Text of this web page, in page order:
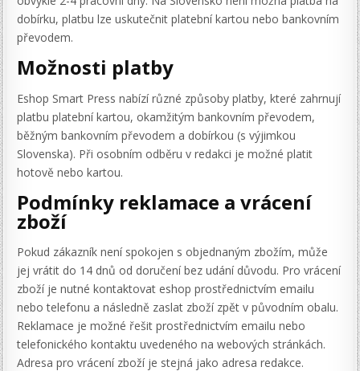
dobírku, platbu lze uskutečnit platební kartou nebo bankovním
převodem​.
Možnosti platby
Eshop Smart Press nabízí různé způsoby platby, které zahrnují
platbu platební kartou, okamžitým bankovním převodem,
běžným bankovním převodem a dobírkou (s výjimkou
Slovenska). Při osobním odběru v redakci je možné platit
hotově nebo kartou​.
Podmínky reklamace a vrácení
zboží
Pokud zákazník není spokojen s objednaným zbožím, může
jej vrátit do 14 dnů od doručení bez udání důvodu. Pro vrácení
zboží je nutné kontaktovat eshop prostřednictvím emailu
nebo telefonu a následně zaslat zboží zpět v původním obalu.
Reklamace je možné řešit prostřednictvím emailu nebo
telefonického kontaktu uvedeného na webových stránkách.
Adresa pro vrácení zboží je stejná jako adresa redakce​.